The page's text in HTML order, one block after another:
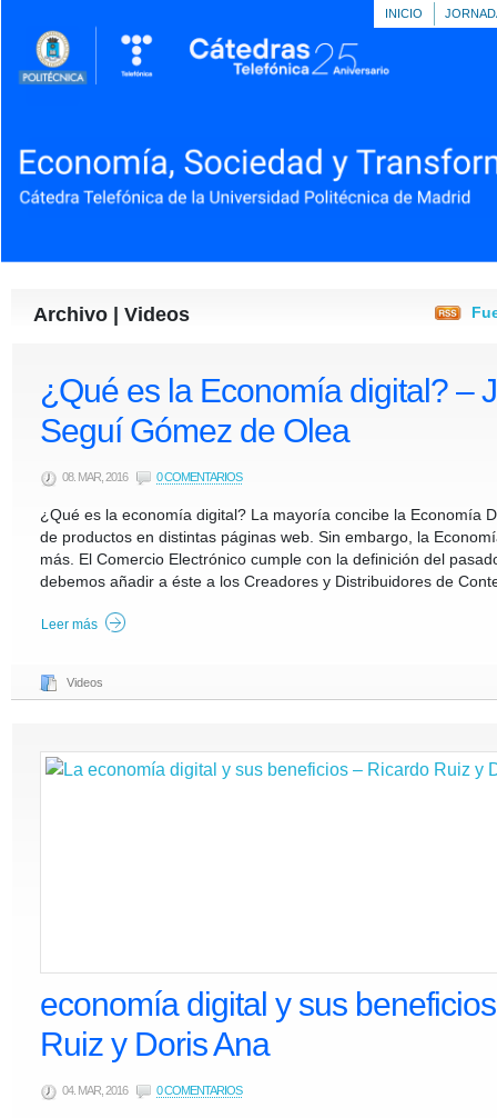
INICIO
Archivo | Videos
¿Qué es la Economía digital? –
Seguí Gómez de Olea
08. MAR, 2016 0 COMENTARIOS
¿Qué es la economía digital? La mayoría concibe la Economía
de productos en distintas páginas web. Sin embargo, la
más. El Comercio Electrónico cumple con la definición del
debemos añadir a éste a los Creadores y Distribuidores de
Leer más
Videos
economía digital y sus
Ruiz y Doris Ana
04. MAR, 2016 0 COMENTARIOS